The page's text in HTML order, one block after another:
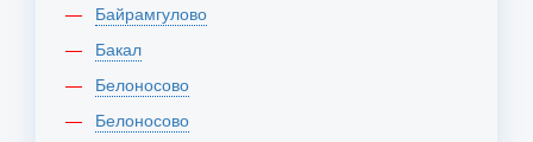
Байрамгулово
Бакал
Белоносово
Белоносово